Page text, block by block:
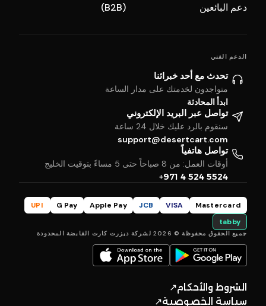
دعم البائعين
(B2B)
الدعم الفني
تحدث مع أحد خبرائنا
متواجدون لخدمتك على مدار الساعة
ابدأ المحادثة
تواصل عبر البريد الإلكتروني
سنقوم بالرد عليك خلال 24 ساعة
support@desertcart.com
تواصل هاتفياً
أوقات العمل: من 8 صباحاً حتى 5 مساءً بتوقيت الخليج
+971 4 524 5524
Mastercard
VISA
JCB
Apple Pay
G Pay
UPI
tabby
جميع الحقوق محفوظة © 2026 لشركة ديزرت كارت القابضة المحدودة
الشروط والأحكام↗
سياسة الخصوصية↗